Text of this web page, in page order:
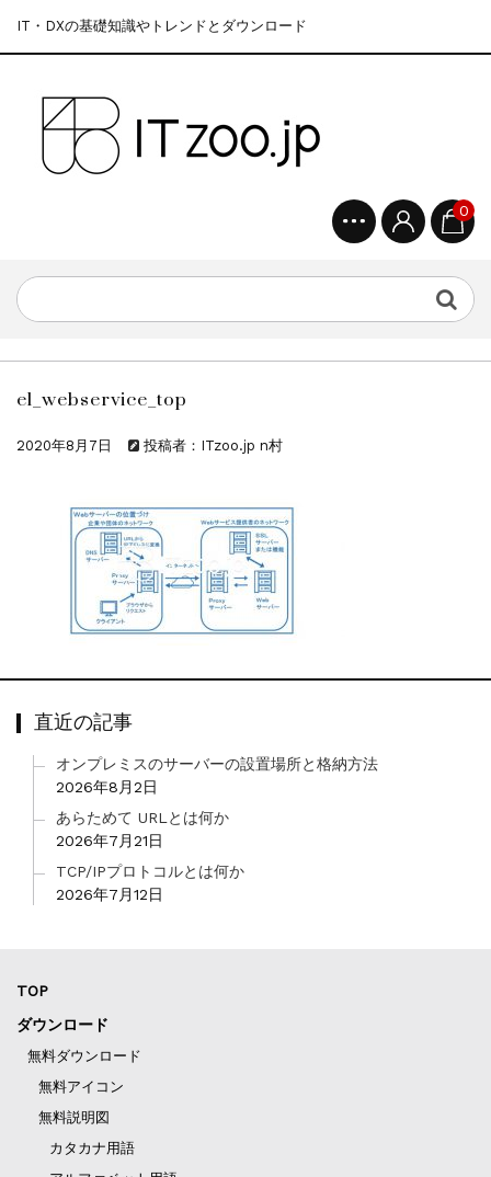
IT・DXの基礎知識やトレンドとダウンロード
0
el_webservice_top
2020年8月7日 投稿者：ITzoo.jp n村
直近の記事
オンプレミスのサーバーの設置場所と格納方法
2026年8月2日
あらためて URLとは何か
2026年7月21日
TCP/IPプロトコルとは何か
2026年7月12日
TOP
ダウンロード
無料ダウンロード
無料アイコン
無料説明図
カタカナ用語